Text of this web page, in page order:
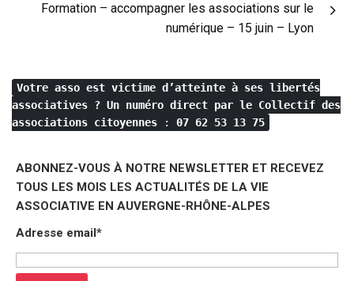
Formation – accompagner les associations sur le
numérique – 15 juin – Lyon
Votre asso est victime d’atteinte à ses libertés
associatives ? Un numéro direct par le Collectif des
associations citoyennes : 07 62 53 13 75
ABONNEZ-VOUS À NOTRE NEWSLETTER ET RECEVEZ
TOUS LES MOIS LES ACTUALITÉS DE LA VIE
ASSOCIATIVE EN AUVERGNE-RHÔNE-ALPES
Adresse email*